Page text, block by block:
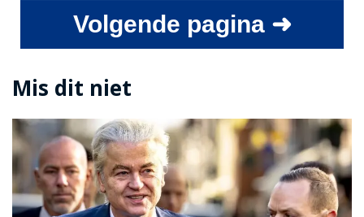
Volgende pagina ➜
Mis dit niet